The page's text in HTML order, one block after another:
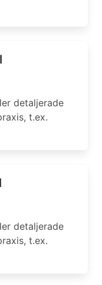
detaljerade
t.ex.
detaljerade
t.ex.